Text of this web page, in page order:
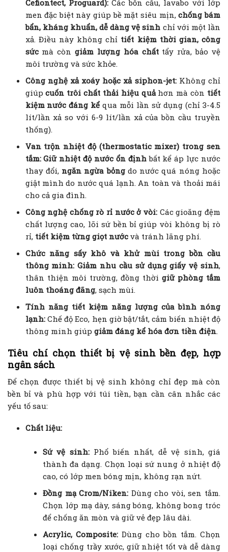
Cefiontect, Proguard):Các bồn cầu, lavabo với lớp
men đặc biệt này giúp bề mặt siêu mịn,chống bám
bẩn, kháng khuẩn, dễ dàng vệ sinh chỉ với một lần
xả. Điều này không chỉ tiết kiệm thời gian, công
sứcmà còngiảm lượng hóa chấttẩy rửa, bảo vệ
môi trường và sức khỏe.
Công nghệ xả xoáy hoặc xả siphon-jet:Không chỉ
giúpcuốn trôi chất thải hiệu quảhơn mà còn tiết
kiệm nước đáng kể qua mỗi lần sử dụng (chỉ 3-4.5
lít/lần xả so với 6-9 lít/lần xả của bồn cầu truyền
thống).
Van trộn nhiệt độ (thermostatic mixer) trong sen
tắm: Giữ nhiệt độ nước ổn địnhbất kể áp lực nước
thay đổi, ngăn ngừa bỏngdo nước quá nóng hoặc
giật mình do nước quá lạnh. An toàn và thoải mái
cho cả gia đình.
Công nghệ chống rò rỉ nước ở vòi: Các gioăng đệm
chất lượng cao, lõi sứ bền bỉ giúp vòi không bị rò
rỉ, tiết kiệm từng giọt nướcvà tránh lãng phí.
Chức năng sấy khô và khử mùi trong bồn cầu
thông minh: Giảm nhu cầu sử dụng giấy vệ sinh,
thân thiện môi trường, đồng thời giữ phòng tắm
luôn thoáng đãng, sạch mùi.
Tính năng tiết kiệm năng lượng của bình nóng
lạnh:Chế độ Eco, hẹn giờ bật/tắt, cảm biến nhiệt độ
thông minh giúp giảm đáng kể hóa đơn tiền điện.
Tiêu chí chọn thiết bị vệ sinh bền đẹp, hợp
ngân sách
Để chọn được thiết bị vệ sinh không chỉ đẹp mà còn
bền bỉ và phù hợp với túi tiền, bạn cần cân nhắc các
yếu tố sau:
Chất liệu:
Sứ vệ sinh:Phổ biến nhất, dễ vệ sinh, giá
thành đa dạng. Chọn loại sứ nung ở nhiệt độ
cao, có lớp men bóng mịn, không rạn nứt.
Đồng mạ Crom/Niken: Dùng cho vòi, sen tắm.
Chọn lớp mạ dày, sáng bóng, không bong tróc
để chống ăn mòn và giữ vẻ đẹp lâu dài.
Acrylic, Composite: Dùng cho bồn tắm. Chọn
loại chống trầy xước, giữ nhiệt tốt và dễ dàng